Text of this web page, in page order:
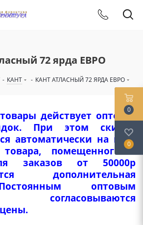
72 ярда ЕВРО
- КАНТ - КАНТ АТЛАСНЫЙ 72 ЯРДА ЕВРО
действует оптовая
При этом скидка
автоматически на весь
товара, помещенного в
заказов от 50000р
дополнительная
оптовым
согласовываются
0
0